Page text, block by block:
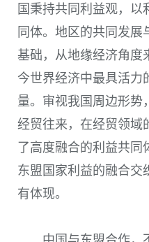
国秉持共同利益观，
同体。地区的共同发展
基础，从地缘经济角
今世界经济中最具活力
量。审视我国周边形势
经贸往来，在经贸领域
了高度融合的利益共同
东盟国家利益的融合交
有体现。